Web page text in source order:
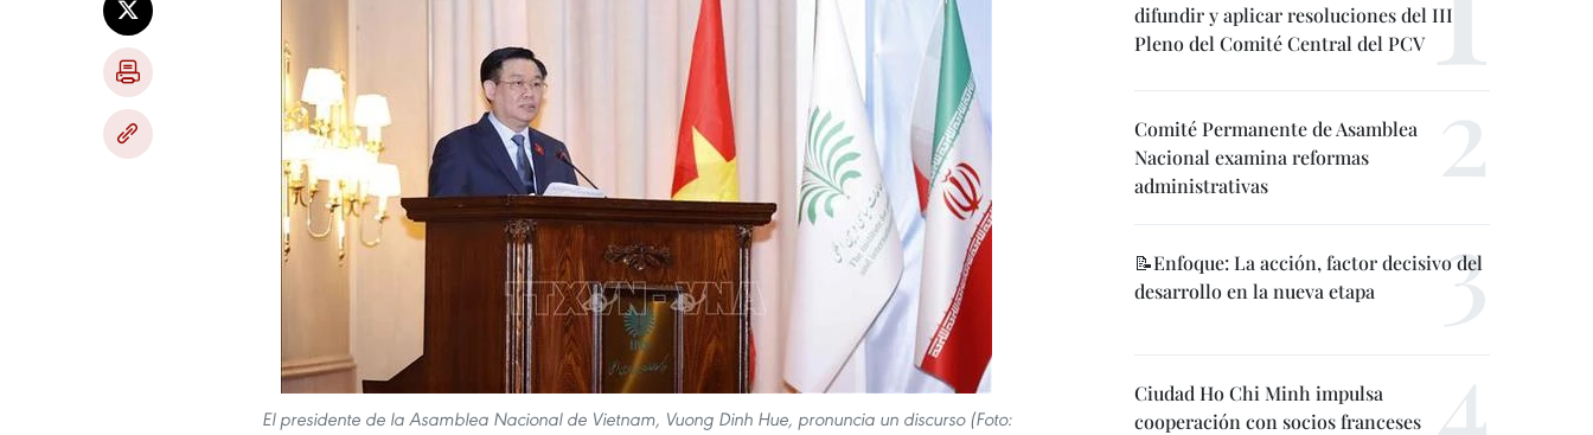
El presidente de la Asamblea Nacional de Vietnam, Vuong Dinh Hue, pronuncia un discurso (Foto:
difundir y aplicar resoluciones del III
Pleno del Comité Central del PCV
Comité Permanente de Asamblea
Nacional examina reformas
administrativas
📝Enfoque: La acción, factor decisivo del
desarrollo en la nueva etapa
Ciudad Ho Chi Minh impulsa
cooperación con socios franceses